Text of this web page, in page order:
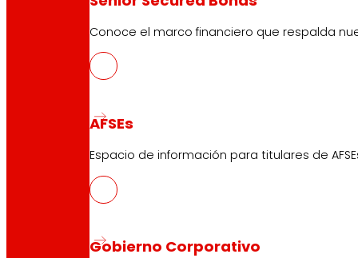
Conoce el marco financiero que respalda
AFSEs
Espacio de información para titulares de
Gobierno Corporativo
marcan cómo construimos el futuro.